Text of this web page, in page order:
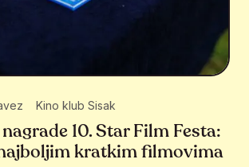
Kino klub Sisak
10. Star Film Festa:
najboljim kratkim filmovima